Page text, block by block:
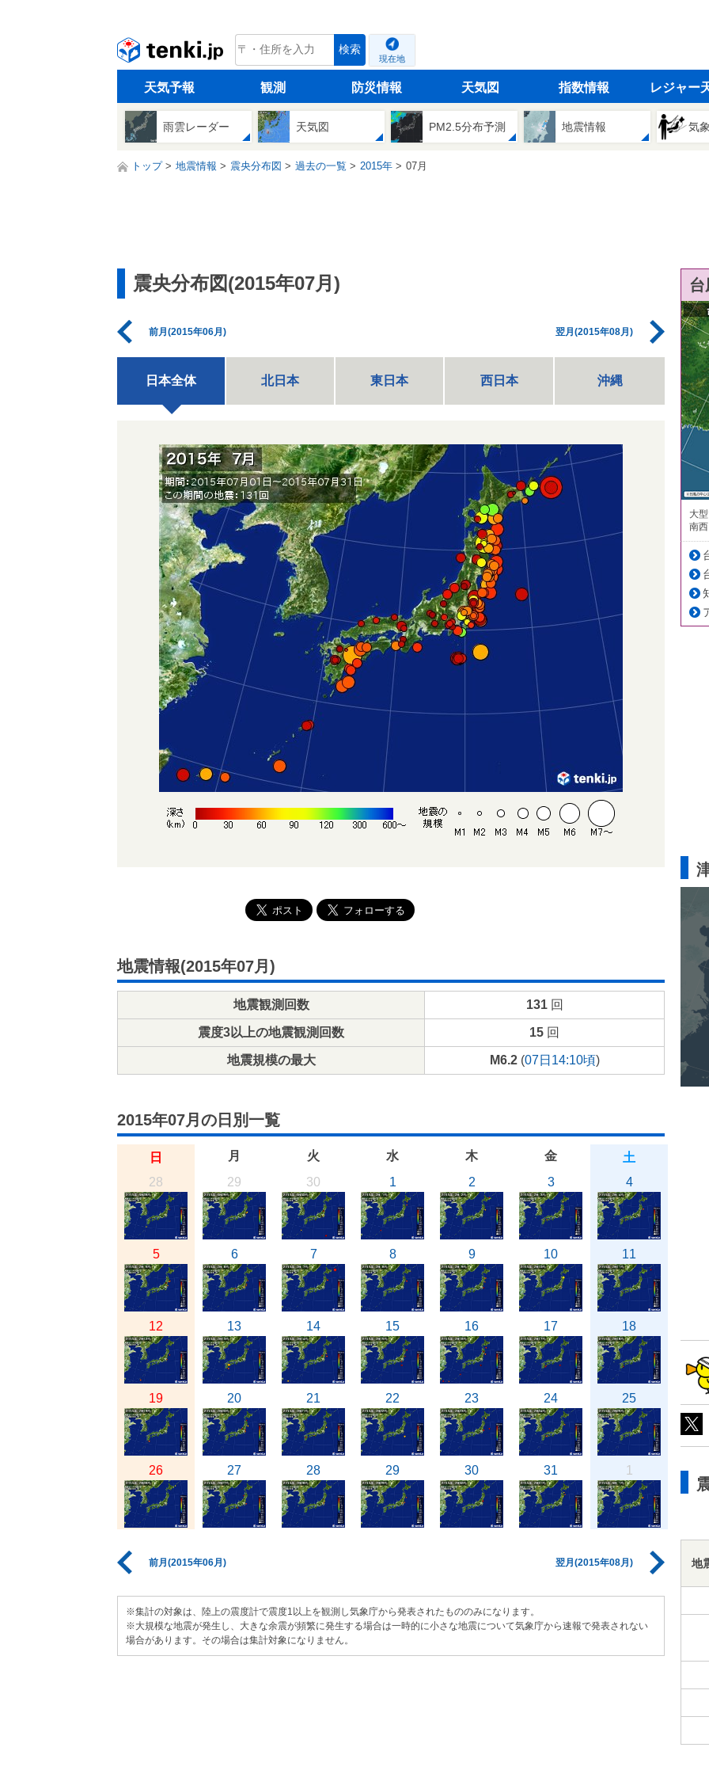
tenki.jp 検索
現在地
天気予報 観測 防災情報 天気図 指数情報 レジャー
雨雲レーダー 天気図 PM2.5分布予測 地震情報 気
トップ 地震情報 震央分布図 過去の一覧 2015年 07月
震央分布図(2015年07月)
前月(2015年06月) 翌月(2015年08月)
日本全体 北日本 東日本 西日本 沖縄
地震情報(2015年07月)
地震観測回数 131回
震度3以上の地震観測回数 15 回
地震規模の最大 M6.2(07日14:10頃)
2015年07月の日別一覧
日 月 火 水 木 金
土
28
29 30 1 2 3 4
5 6 7 8 9 10 11
12 13 14 15 16 17 18
19 20 21 22 23 24 25
26 27 28 29 30 31 1
前月(2015年06月) 翌月(2015年08月)
※集計の対象は、陸上の震度計で震度1以上を観測し気象庁から発表されたもののみになります。
※大規模な地震が発生し、大きな余震が頻繁に発生する場合は一時的に小さな地震について気象庁から速報で発表されない
場合があります。その場合は集計対象になりません。
大
南
地